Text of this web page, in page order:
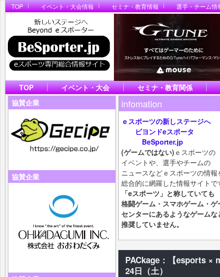
TOP イベント・大会情報 セミナ・教育情報 選手・チーム情
TOP イベント・大会
セミナ・教育関係
協賛企業
協賛企業
infomation
ｅスポーツの新しステージへ
ビヨンドeスポータ
BeSporter.jp
(ゲームではない) ｅスポーツの
イベントや、選手やチームの
ニュースなどｅスポーツの情報
総合的に網羅した情報サイトで
「eスポーツ」と称していても
格闘ゲーム・スマホゲーム・ゲ
センターにあるようなゲームな
推奨していません。
PACkage：【esports ×
24日（土）